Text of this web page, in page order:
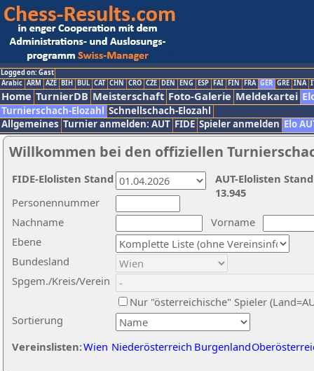
Logged on: Gast
Arabic ARM AZE BIH BUL CAT CHN CRO CZE DEN ENG ESP FAI FIN FRA GER GRE INA
Home TurnierDB Meisterschaft Foto-Galerie Meldekartei
Turnierschach-Elozahl Schnellschach-Elozahl
Allgemeines Turnier anmelden: AUT FIDE Spieler anmelden Elo
Willkommen bei den offiziellen
Nachname
Vorname
Ebene
Sortierung
Personennummer
Bundesland
Spgem./Kreis/Verein
Nur "österreichische" Spieler
Vereinslisten:Wien Niederösterreich Burgenland
AUT-Elolisten
13.945
FIDE-Elolisten Stand